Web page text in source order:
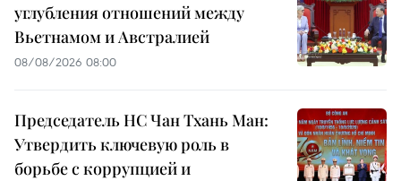
углубления отношений между
Вьетнамом и Австралией
08/08/2026 08:00
Председатель НС Чан Тхань Ман:
Утвердить ключевую роль в
борьбе с коррупцией и